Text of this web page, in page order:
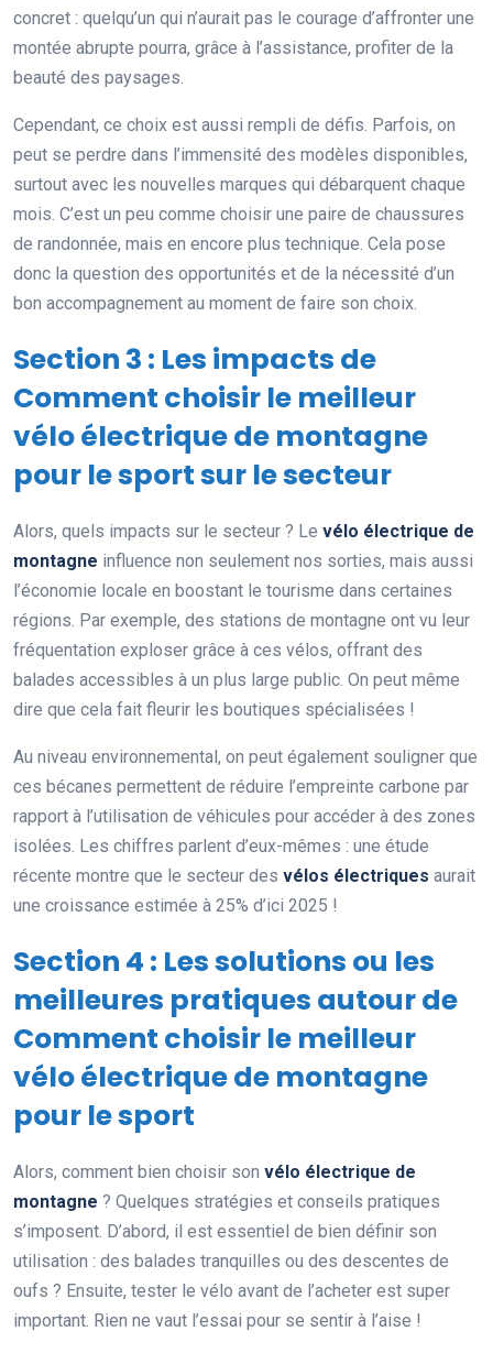
concret : quelqu’un qui n’aurait pas le courage d’affronter une
montée abrupte pourra, grâce à l’assistance, profiter de la
beauté des paysages.
Cependant, ce choix est aussi rempli de défis. Parfois, on
peut se perdre dans l’immensité des modèles disponibles,
surtout avec les nouvelles marques qui débarquent chaque
mois. C’est un peu comme choisir une paire de chaussures
de randonnée, mais en encore plus technique. Cela pose
donc la question des opportunités et de la nécessité d’un
bon accompagnement au moment de faire son choix.
Section 3 : Les impacts de
Comment choisir le meilleur
vélo électrique de montagne
pour le sport sur le secteur
Alors, quels impacts sur le secteur ? Le vélo électrique de
montagne influence non seulement nos sorties, mais aussi
l’économie locale en boostant le tourisme dans certaines
régions. Par exemple, des stations de montagne ont vu leur
fréquentation exploser grâce à ces vélos, offrant des
balades accessibles à un plus large public. On peut même
dire que cela fait fleurir les boutiques spécialisées !
Au niveau environnemental, on peut également souligner que
ces bécanes permettent de réduire l’empreinte carbone par
rapport à l’utilisation de véhicules pour accéder à des zones
isolées. Les chiffres parlent d’eux-mêmes : une étude
récente montre que le secteur des vélos électriques aurait
une croissance estimée à 25% d’ici 2025 !
Section 4 : Les solutions ou les
meilleures pratiques autour de
Comment choisir le meilleur
vélo électrique de montagne
pour le sport
Alors, comment bien choisir son vélo électrique de
montagne ? Quelques stratégies et conseils pratiques
s’imposent. D’abord, il est essentiel de bien définir son
utilisation : des balades tranquilles ou des descentes de
oufs ? Ensuite, tester le vélo avant de l’acheter est super
important. Rien ne vaut l’essai pour se sentir à l’aise !